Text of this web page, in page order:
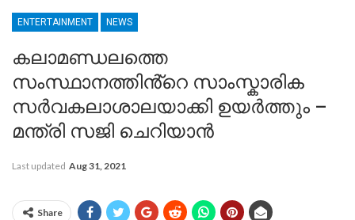
ENTERTAINMENT NEWS
കലാമണ്ഡലത്തെ
സംസ്ഥാനത്തിൻ്റെ സാംസ്കാരിക
സർവകലാശാലയാക്കി ഉയർത്തും –
മന്ത്രി സജി ചെറിയാൻ
Last updated Aug 31, 2021
Share